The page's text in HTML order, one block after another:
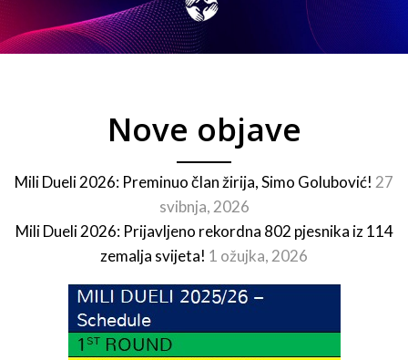
Nove objave
Mili Dueli 2026: Preminuo član žirija, Simo Golubović! 27
svibnja, 2026
Mili Dueli 2026: Prijavljeno rekordna 802 pjesnika iz 114
zemalja svijeta! 1 ožujka, 2026